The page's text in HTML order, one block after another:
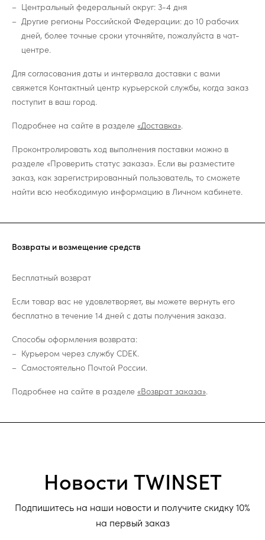
Центральный федеральный округ: 3-4 дня
Другие регионы Российской Федерации: до 10 рабочих
дней, более точные сроки уточняйте, пожалуйста в чат-
центре.
Для согласования даты и интервала доставки с вами
свяжется Контактный центр курьерской службы, когда заказ
поступит в ваш город.
Подробнее на сайте в разделе «Доставка».
Проконтролировать ход выполнения поставки можно в
разделе «Проверить статус заказа». Если вы разместите
заказ, как зарегистрированный пользователь, то сможете
найти всю необходимую информацию в Личном кабинете.
Возвраты и возмещение средств
Бесплатный возврат
Если товар вас не удовлетворяет, вы можете вернуть его
бесплатно в течение 14 дней с даты получения заказа.
Способы оформления возврата:
Курьером через службу CDEK.
Самостоятельно Почтой России.
Подробнее на сайте в разделе «Возврат заказа».
Новости TWINSET
Подпишитесь на наши новости и получите скидку 10%
на первый заказ